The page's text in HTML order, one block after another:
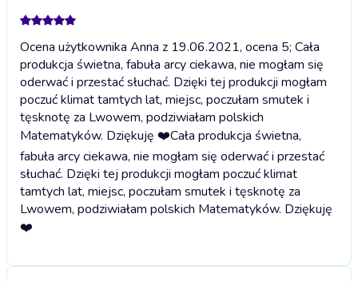
Ocena użytkownika Anna z 19.06.2021, ocena 5; Cała
produkcja świetna, fabuła arcy ciekawa, nie mogłam się
oderwać i przestać słuchać. Dzięki tej produkcji mogłam
poczuć klimat tamtych lat, miejsc, poczułam smutek i
tęsknotę za Lwowem, podziwiałam polskich
Matematyków. Dziękuję ❤️Cała produkcja świetna,
fabuła arcy ciekawa, nie mogłam się oderwać i przestać
słuchać. Dzięki tej produkcji mogłam poczuć klimat
tamtych lat, miejsc, poczułam smutek i tęsknotę za
Lwowem, podziwiałam polskich Matematyków. Dziękuję
❤️